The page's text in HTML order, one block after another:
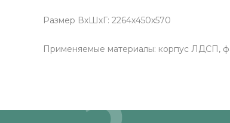
Размер ВхШхГ: 2264х450х570
Применяемые материалы: корпус ЛДСП,